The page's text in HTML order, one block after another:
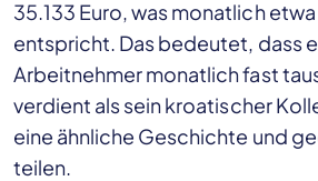
35.133 Euro, was monatlich
entspricht. Das bedeutet, dass
Arbeitnehmer monatlich fast
verdient als sein kroatischer
eine ähnliche Geschichte und
teilen.